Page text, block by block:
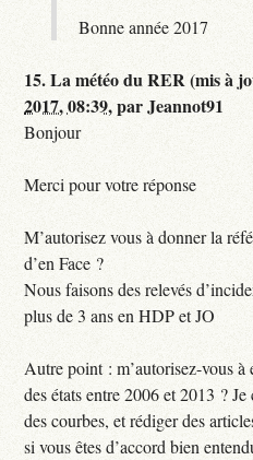
Bonne année 2017
15.La météo du RER (mis à
2017, 08:39,parJeannot91
Bonjour
Merci pour votre réponse
M’autorisez vous à donner la
d’en Face ?
Nous faisons des relevés
plus de 3 ans en HDP et JO
Autre point : m’autorisez-vous
des états entre 2006 et 2013 ?
des courbes, et rédiger des
si vous êtes d’accord bien